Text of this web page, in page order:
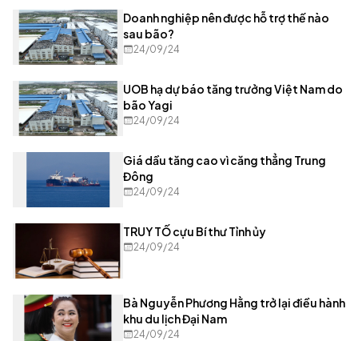
Doanh nghiệp nên được hỗ trợ thế nào
sau bão?
24/09/24
UOB hạ dự báo tăng trưởng Việt Nam do
bão Yagi
24/09/24
Giá dầu tăng cao vì căng thẳng Trung
Đông
24/09/24
TRUY TỐ cựu Bí thư Tỉnh ủy
24/09/24
Bà Nguyễn Phương Hằng trở lại điều hành
khu du lịch Đại Nam
24/09/24